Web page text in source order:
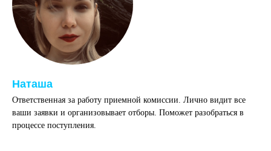
Наташа
Ответственная за работу приемной комиссии. Лично видит все
ваши заявки и организовывает отборы. Поможет разобраться в
процессе поступления.